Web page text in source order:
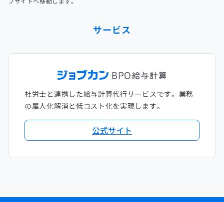
サービス
社労士と連携した給与計算代行サービスです。業務
の属人化解消と低コスト化を実現します。
公式サイト